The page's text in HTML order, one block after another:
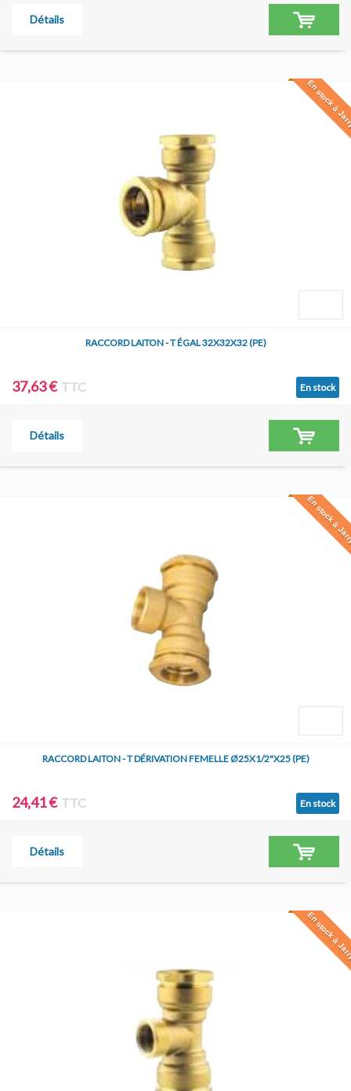
Détails
En stock à
RACCORD LAITON - T ÉGAL 32X32X32 (PE)
37,63 € TTC En stock
Détails
En stock à
RACCORD LAITON - T DÉRIVATION FEMELLE Ø25X1/2"X25 (PE)
24,41 € TTC En stock
Détails
En stock à